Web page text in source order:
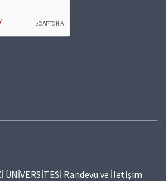
ÜNİVERSİTESİ Randevu ve İletişim